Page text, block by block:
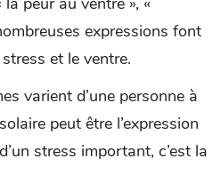
expressions font
et le ventre.
varient d’une personne à
peut être l’expression
stress important, c’est la